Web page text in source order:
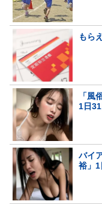
もら
「風
1日
バイ
裕」1